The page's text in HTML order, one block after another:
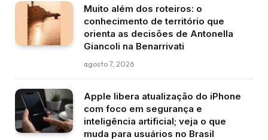
Muito além dos roteiros: o
conhecimento de território que
orienta as decisões de Antonella
Giancoli na Benarrivati
agosto 7, 2026
Apple libera atualização do iPhone
com foco em segurança e
inteligência artificial; veja o que
muda para usuários no Brasil